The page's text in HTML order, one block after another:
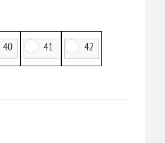
40 41 42